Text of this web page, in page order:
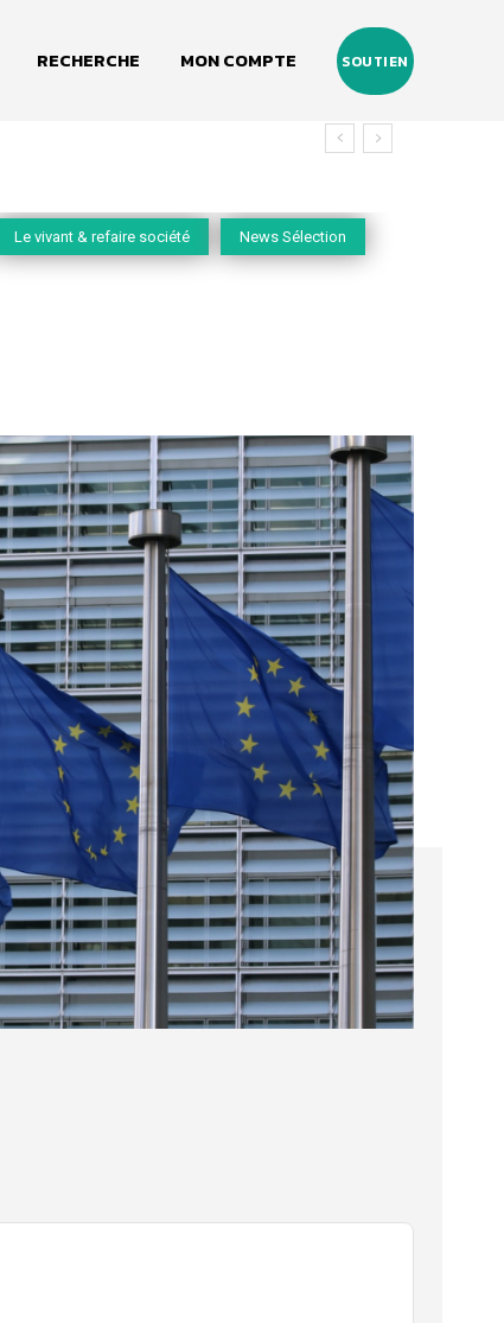
RECHERCHE MON COMPTE SOUTIEN
Le vivant & refaire société News Sélection